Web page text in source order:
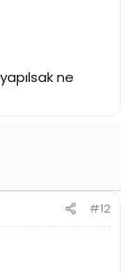
ne
#12